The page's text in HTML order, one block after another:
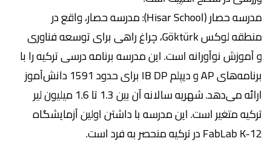
مدرسه حصار (Hisar School): مدرسه حصار، واقع در
منطقه لوکس Göktürk، چراغ راهی برای توسعه فناوری
و آموزش نوآورانه است. این مدرسه برنامه درسی ترکیه را با
برنامه‌های AP و دیپلم IB DP برای حدود 1591 دانش‌آموز
ارائه می‌دهد. شهریه سالانه آن بین 1.3 تا 1.6 میلیون لیر
ترکیه متغیر است. این مدرسه با داشتن اولین آزمایشگاه
FabLab K-12 در ترکیه منحصر به فرد است.